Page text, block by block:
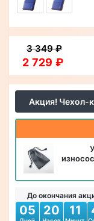
Акция! Чехол-
До окончания
05 20 11
2 729 ₽
3 349 ₽